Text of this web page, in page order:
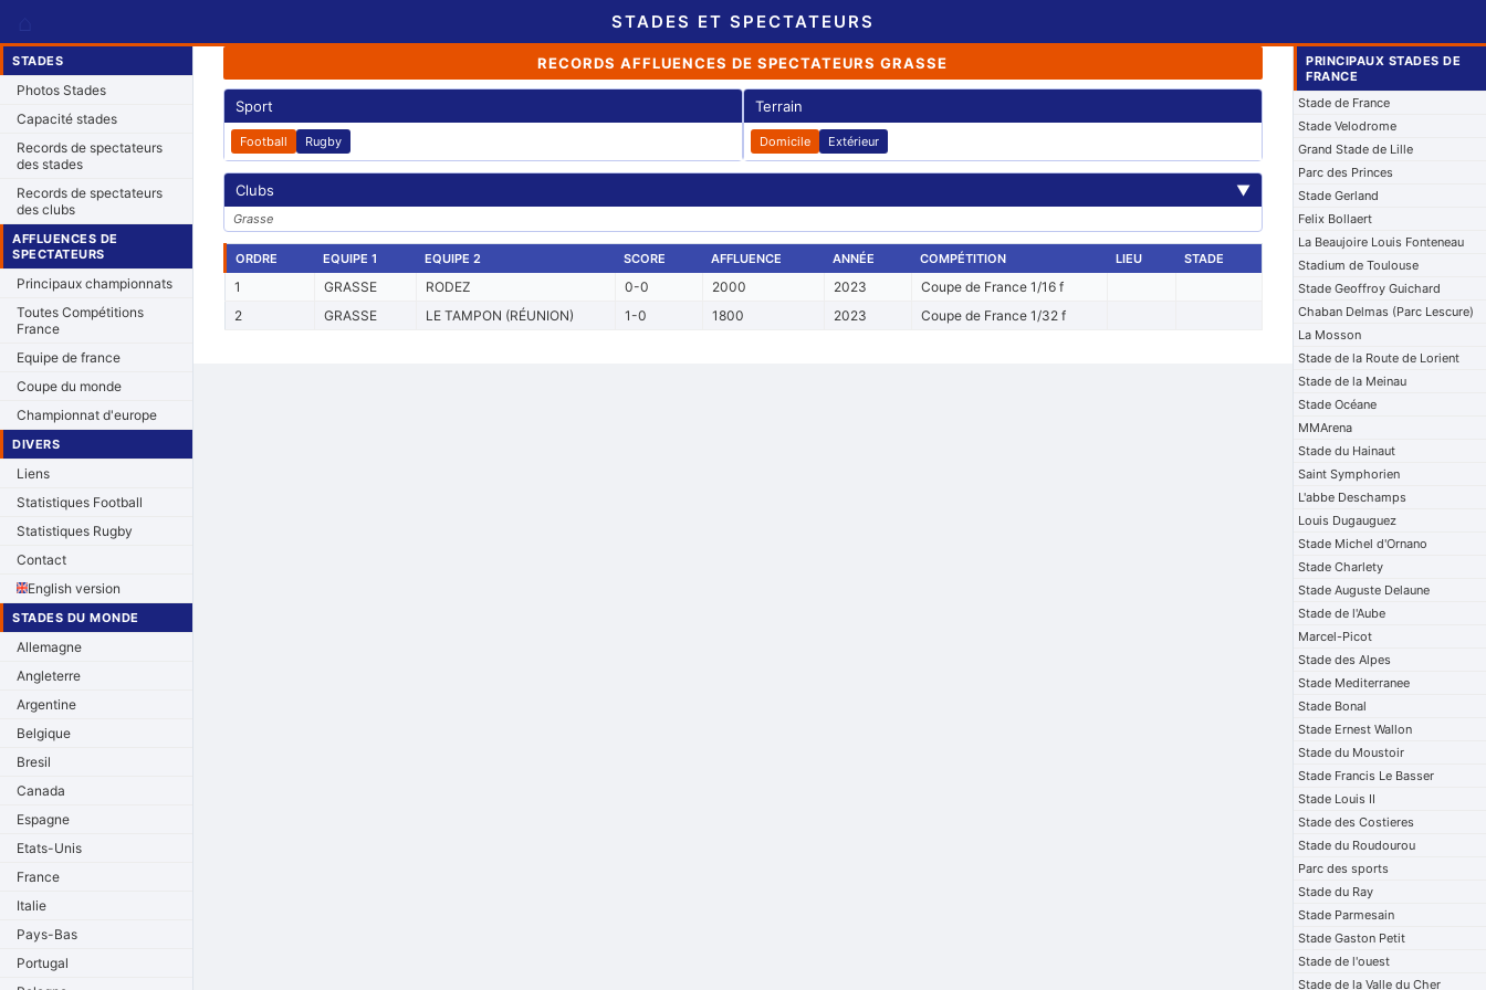
STADES ET SPECTATEURS
STADES
Photos Stades
Capacité stades
Records de spectateurs
des stades
Records de spectateurs
des clubs
AFFLUENCES DE
SPECTATEURS
Principaux championnats
Toutes Compétitions
France
Equipe de france
Coupe du monde
Championnat d'europe
DIVERS
Liens
Statistiques Football
Statistiques Rugby
Contact
English version
STADES DU MONDE
Allemagne
Angleterre
Argentine
Belgique
Bresil
Canada
Espagne
Etats-Unis
France
Italie
Pays-Bas
Portugal
RECORDS AFFLUENCES DE SPECTATEURS GRASSE
Sport
Football Rugby
Terrain
Domicile Extérieur
Clubs ▼
Grasse
ORDRE EQUIPE 1 EQUIPE 2 SCORE AFFLUENCE ANNÉE COMPÉTITION LIEU STADE
1 GRASSE RODEZ 0-0 2000 2023
Coupe de France 1/16 f
2
GRASSE LE TAMPON (RÉUNION) 1-0 1800 2023 Coupe de France 1/32 f
PRINCIPAUX STADES DE
FRANCE
Stade de France
Stade Velodrome
Grand Stade de Lille
Parc des Princes
Stade Gerland
Felix Bollaert
La Beaujoire Louis Fonteneau
Stadium de Toulouse
Stade Geoffroy Guichard
Chaban Delmas (Parc Lescure)
La Mosson
Stade de la Route de Lorient
Stade de la Meinau
Stade Océane
MMArena
Stade du Hainaut
Saint Symphorien
L'abbe Deschamps
Louis Dugauguez
Stade Michel d'Ornano
Stade Charlety
Stade Auguste Delaune
Stade de l'Aube
Marcel-Picot
Stade des Alpes
Stade Mediterranee
Stade Bonal
Stade Ernest Wallon
Stade du Moustoir
Stade Francis Le Basser
Stade Louis II
Stade des Costieres
Stade du Roudourou
Parc des sports
Stade du Ray
Stade Parmesain
Stade Gaston Petit
Stade de l'ouest
Stade de la Valle du Cher